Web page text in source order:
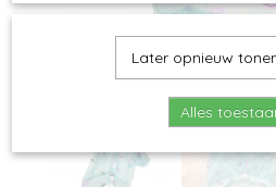
Later opnieuw
Alles